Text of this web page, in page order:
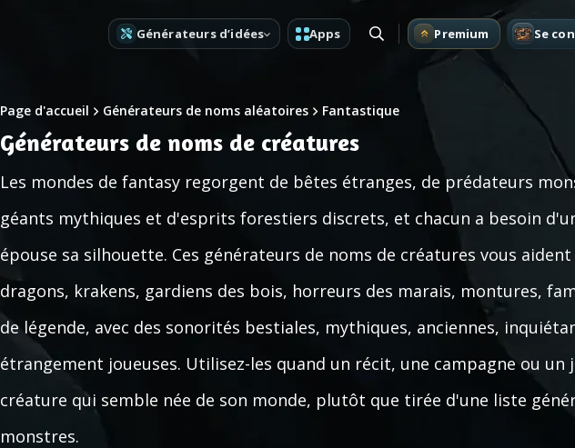
Générateurs d’idées Apps Premium Se
Page d'accueil Générateurs de noms aléatoires Fantastique
Générateurs de noms de créatures
Les mondes de fantasy regorgent de bêtes étranges, de prédateurs
géants mythiques et d'esprits forestiers discrets, et chacun a besoin
épouse sa silhouette. Ces générateurs de noms de créatures vous
dragons, krakens, gardiens des bois, horreurs des marais, montures,
de légende, avec des sonorités bestiales, mythiques, anciennes,
étrangement joueuses. Utilisez-les quand un récit, une campagne ou un
créature qui semble née de son monde, plutôt que tirée d'une liste
monstres.